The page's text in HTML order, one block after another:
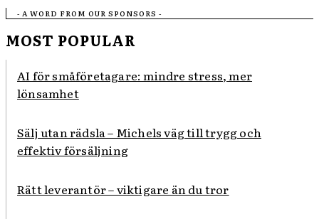
- A WORD FROM OUR SPONSORS -
MOST POPULAR
AI för småföretagare: mindre stress, mer
lönsamhet
Sälj utan rädsla – Michels väg till trygg och
effektiv försäljning
Rätt leverantör – viktigare än du tror